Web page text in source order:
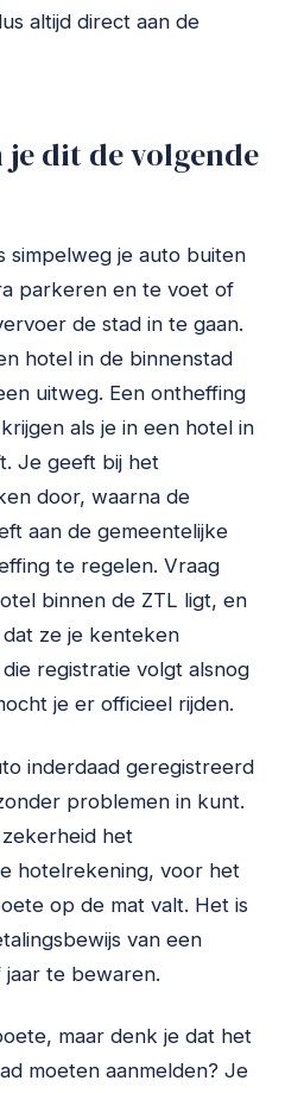
altijd direct aan de
je dit de volgende
simpelweg je auto buiten
parkeren en te voet of
de stad in te gaan.
hotel in de binnenstad
uitweg. Een ontheffing
als je in een hotel in
Je geeft bij het
door, waarna de
aan de gemeentelijke
te regelen. Vraag
binnen de ZTL ligt, en
ze je kenteken
registratie volgt alsnog
je er officieel rijden.
inderdaad geregistreerd
problemen in kunt.
het
hotelrekening, voor het
op de mat valt. Het is
van een
te bewaren.
maar denk je dat het
moeten aanmelden? Je